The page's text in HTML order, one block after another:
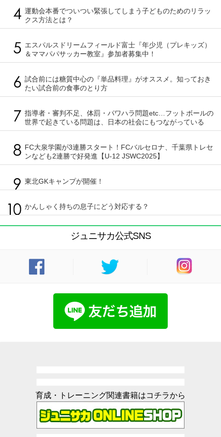
運動会本番でついつい緊張してしまう子どものためのリラッ
クス方法とは？
エスパルスドリームフィールド富士『年少児（プレキッズ）
＆ママパパサッカー教室』参加者募集中！
試合前には糖質中心の『単品料理』がオススメ。知っておき
たい試合前の食事のとり方
指導者・審判不足、体罰・パワハラ問題etc…フットボールの
世界で起きている問題は、日本の社会にもつながっている
FC大泉学園が3連勝スタート！FCバルセロナ、千葉県トレセ
ンなども2連勝で好発進【U-12 JSWC2025】
東北GKキャンプが開催！
かんしゃく持ちの息子にどう対応する？
ジュニサカ公式SNS
育成・トレーニング関連書籍はコチラから